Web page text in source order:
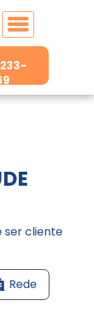
ser cliente
Rede